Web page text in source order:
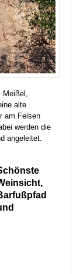
Meißel,
alte
am Felsen
werden die
angeleitet.